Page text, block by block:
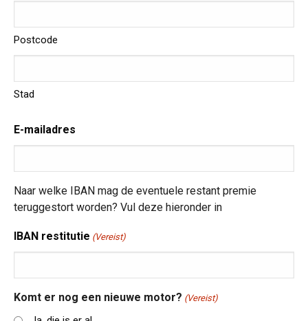
Postcode
Stad
E-mailadres
Naar welke IBAN mag de eventuele restant premie
teruggestort worden? Vul deze hieronder in
IBAN restitutie (Vereist)
Komt er nog een nieuwe motor? (Vereist)